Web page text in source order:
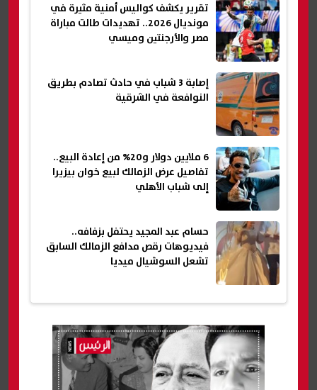
تقرير يكشف كواليس أمنية مثيرة في
مونديال 2026.. تهديدات طالت مباراة
مصر والأرجنتين وميسي
إصابة 3 شباب في حادث تصادم بطريق
النوافعة في الشرقية
6 ملايين دولار و20% من إعادة البيع..
تفاصيل عرض الزمالك لبيع خوان بيزيرا
إلى شباب الأهلي
حسام عبد المجيد يحتفل بزفافه..
فيديوهات رقص مدافع الزمالك السابق
تشعل السوشيال ميديا